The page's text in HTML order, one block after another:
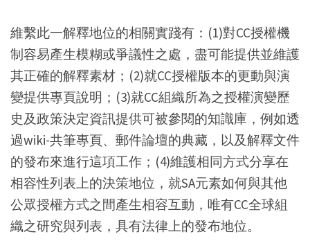
維繫此一解釋地位的相關實踐有：(1)對CC授權機
制容易產生模糊或爭議性之處，盡可能提供並維護
其正確的解釋素材；(2)就CC授權版本的更動與演
變提供專頁說明；(3)就CC組織所為之授權演變歷
史及政策決定資訊提供可被參閱的知識庫，例如透
過wiki-共筆專頁、郵件論壇的典藏，以及解釋文件
的發布來進行這項工作；(4)維護相同方式分享在
相容性列表上的決策地位，就SA元素如何與其他
公眾授權方式之間產生相容互動，唯有CC全球組
織之研究與列表，具有法律上的發布地位。